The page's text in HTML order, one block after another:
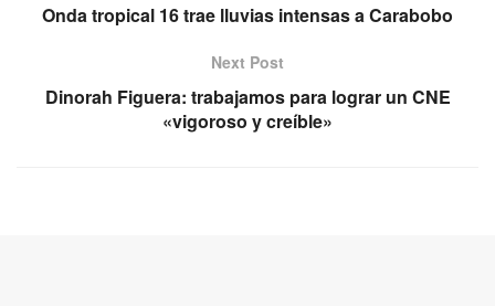
Onda tropical 16 trae lluvias intensas a Carabobo
Next Post
Dinorah Figuera: trabajamos para lograr un CNE
«vigoroso y creíble»